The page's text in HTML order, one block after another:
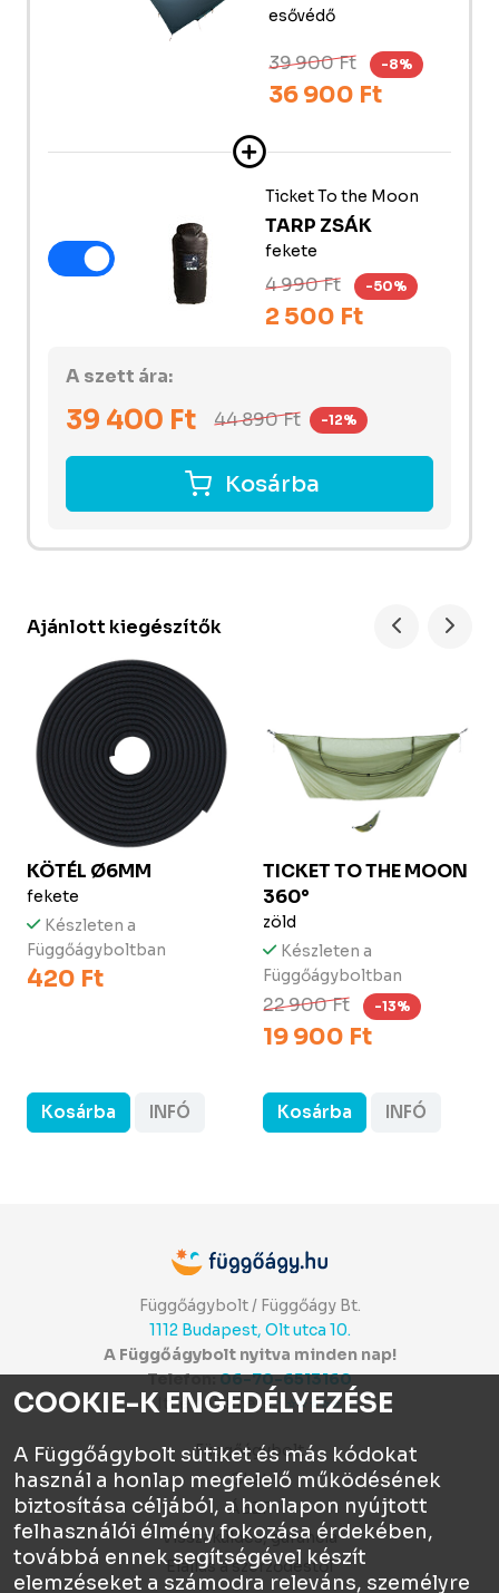
esővédő
39 900 Ft -8%
36 900 Ft
Ticket To the Moon
TARP ZSÁK
fekete
4 990 Ft -50%
2 500 Ft
A szett ára:
39 400 Ft 44 890Ft -12%
Kosárba
Ajánlott kiegészítők
KÖTÉL Ø6MM
fekete
Készleten a
Függőágyboltban
420 Ft
Kosárba INFÓ
TICKET TO THE MOON
360°
zöld
Készleten a
Függőágyboltban
22 900 Ft -13%
19 900 Ft
Kosárba INFÓ
Függőágybolt / Függőágy Bt.
1112 Budapest, Olt utca 10.
A Függőágybolt nyitva minden nap!
Telefon:06-70-6513160
Itt értékelhetsz:⭐⭐⭐⭐⭐
Függőágybolt
Chat
ÁSZF
Visszaküldés, garancia
Elállás a szerződéstől
COOKIE-K ENGEDÉLYEZÉSE
A Függőágybolt sütiket és más kódokat
használ a honlap megfelelő működésének
biztosítása céljából, a honlapon nyújtott
felhasználói élmény fokozása érdekében,
továbbá ennek segítségével készít
elemzéseket a számodra releváns, személyre